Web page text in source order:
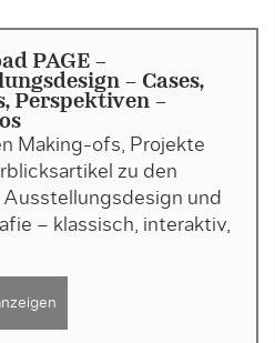
PAGE -
- Cases,
Perspektiven -
Making-ofs, Projekte
zu den
Ausstellungsdesign und
– klassisch, interaktiv,